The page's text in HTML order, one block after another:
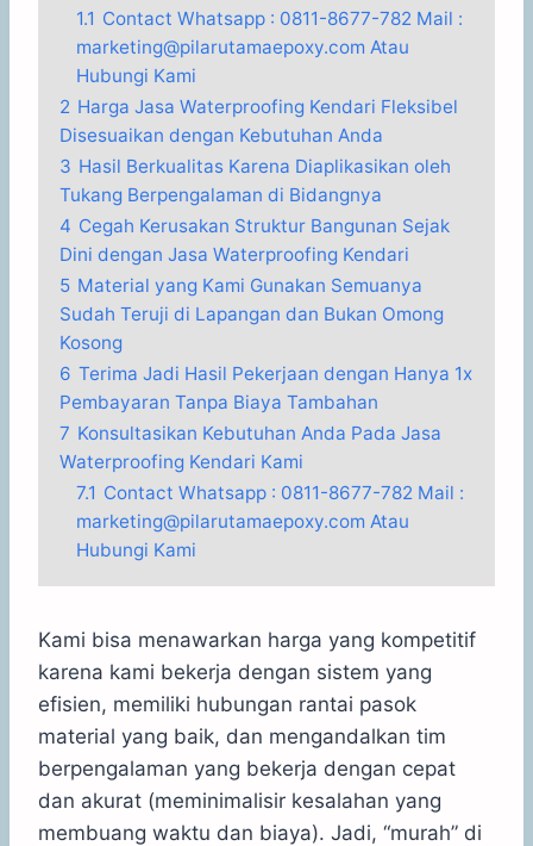
1.1 Contact Whatsapp : 0811-8677-782 Mail :
marketing@pilarutamaepoxy.com Atau
Hubungi Kami
2 Harga Jasa Waterproofing Kendari Fleksibel
Disesuaikan dengan Kebutuhan Anda
3 Hasil Berkualitas Karena Diaplikasikan oleh
Tukang Berpengalaman di Bidangnya
4 Cegah Kerusakan Struktur Bangunan Sejak
Dini dengan Jasa Waterproofing Kendari
5 Material yang Kami Gunakan Semuanya
Sudah Teruji di Lapangan dan Bukan Omong
Kosong
6 Terima Jadi Hasil Pekerjaan dengan Hanya 1x
Pembayaran Tanpa Biaya Tambahan
7 Konsultasikan Kebutuhan Anda Pada Jasa
Waterproofing Kendari Kami
7.1 Contact Whatsapp : 0811-8677-782 Mail :
marketing@pilarutamaepoxy.com Atau
Hubungi Kami
Kami bisa menawarkan harga yang kompetitif
karena kami bekerja dengan sistem yang
efisien, memiliki hubungan rantai pasok
material yang baik, dan mengandalkan tim
berpengalaman yang bekerja dengan cepat
dan akurat (meminimalisir kesalahan yang
membuang waktu dan biaya). Jadi, “murah” di